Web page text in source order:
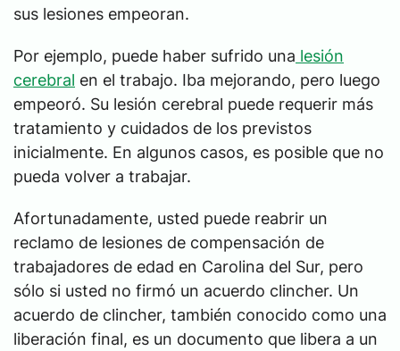
sus lesiones empeoran.
Por ejemplo, puede haber sufrido una lesión
cerebral en el trabajo. Iba mejorando, pero luego
empeoró. Su lesión cerebral puede requerir más
tratamiento y cuidados de los previstos
inicialmente. En algunos casos, es posible que no
pueda volver a trabajar.
Afortunadamente, usted puede reabrir un
reclamo de lesiones de compensación de
trabajadores de edad en Carolina del Sur, pero
sólo si usted no firmó un acuerdo clincher. Un
acuerdo de clincher, también conocido como una
liberación final, es un documento que libera a un